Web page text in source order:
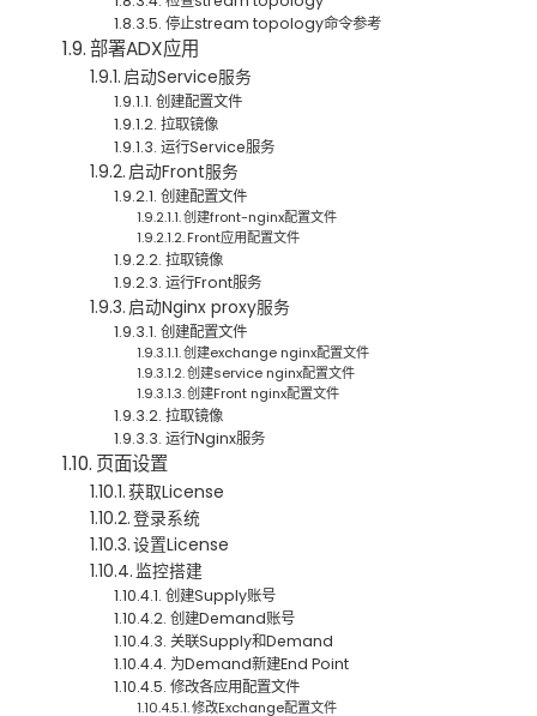
停止stream topology命令参考
部署ADX应用
启动Service服务
创建配置文件
拉取镜像
运行Service服务
启动Front服务
创建配置文件
创建front-nginx配置文件
Front应用配置文件
拉取镜像
运行Front服务
启动Nginx proxy服务
创建配置文件
创建exchange nginx配置文件
创建service nginx配置文件
创建Front nginx配置文件
拉取镜像
运行Nginx服务
页面设置
获取License
登录系统
设置License
监控搭建
创建Supply账号
创建Demand账号
关联Supply和Demand
为Demand新建End Point
修改各应用配置文件
修改Exchange配置文件